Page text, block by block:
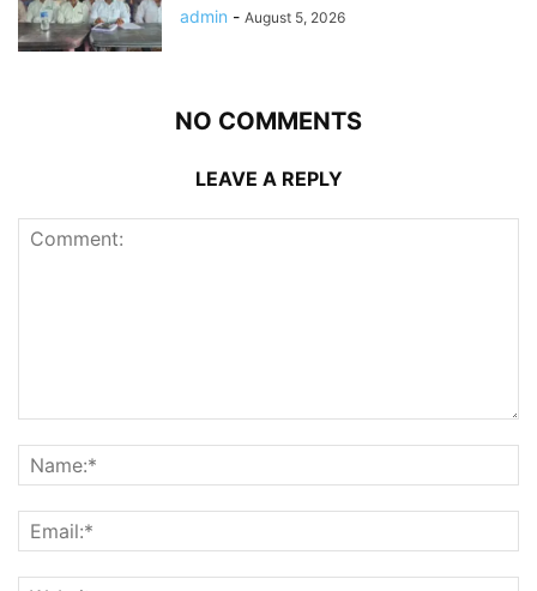
admin - August 5, 2026
NO COMMENTS
LEAVE A REPLY